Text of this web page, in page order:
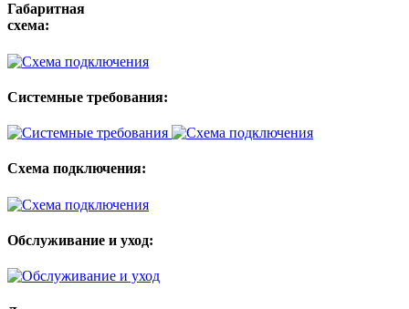
Габаритная
схема:
Системные требования:
Схема подключения:
Обслуживание и уход: